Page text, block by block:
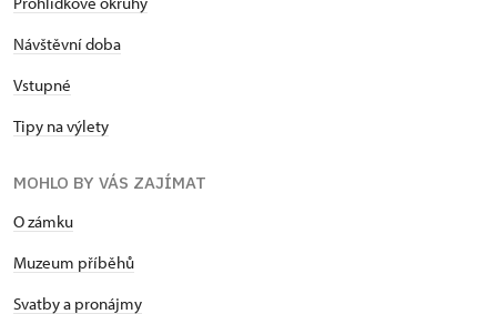
Návštěvní doba
Vstupné
Tipy na výlety
MOHLO BY VÁS ZAJÍMAT
O zámku
Muzeum příběhů
Svatby a pronájmy